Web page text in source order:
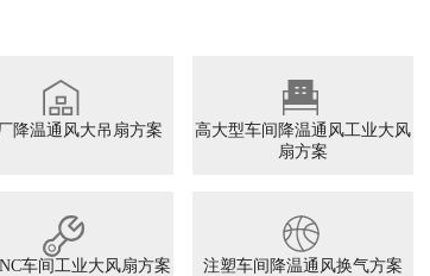
降温通风大吊扇方案
高大型车间降温通风工业大风
扇方案
车间工业大风扇方案 注塑车间降温通风换气方案